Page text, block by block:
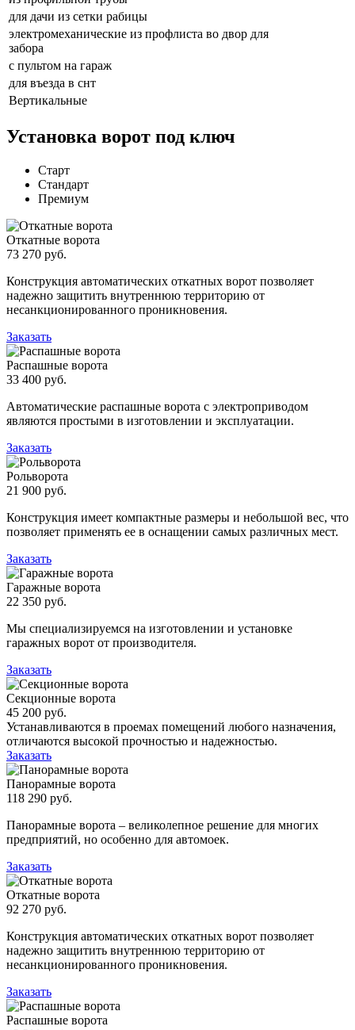
для дачи из сетки рабицы
электромеханические из профлиста во двор для
забора
с пультом на гараж
для въезда в снт
Вертикальные
Установка ворот под ключ
Старт
Стандарт
Премиум
Откатные ворота
73 270 руб.
Конструкция автоматических откатных ворот позволяет
надежно защитить внутреннюю территорию от
несанкционированного проникновения.
Заказать
Распашные ворота
33 400 руб.
Автоматические распашные ворота с электроприводом
являются простыми в изготовлении и эксплуатации.
Заказать
Рольворота
21 900 руб.
Конструкция имеет компактные размеры и небольшой вес, что
позволяет применять ее в оснащении самых различных мест.
Заказать
Гаражные ворота
22 350 руб.
Мы специализируемся на изготовлении и установке
гаражных ворот от производителя.
Заказать
Секционные ворота
45 200 руб.
Устанавливаются в проемах помещений любого назначения,
отличаются высокой прочностью и надежностью.
Заказать
Панорамные ворота
118 290 руб.
Панорамные ворота – великолепное решение для многих
предприятий, но особенно для автомоек.
Заказать
Откатные ворота
92 270 руб.
Конструкция автоматических откатных ворот позволяет
надежно защитить внутреннюю территорию от
несанкционированного проникновения.
Заказать
Распашные ворота